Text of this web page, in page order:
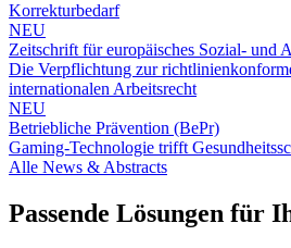
Korrekturbedarf
NEU
Zeitschrift für europäisches Sozial- und
Die Verpflichtung zur
internationalen Arbeitsrecht
NEU
Betriebliche Prävention (BePr)
Gaming-Technologie trifft
Alle News & Abstracts
Passende Lösungen für